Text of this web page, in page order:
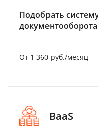
Подобрать
От 1 360 руб./месяц
BaaS